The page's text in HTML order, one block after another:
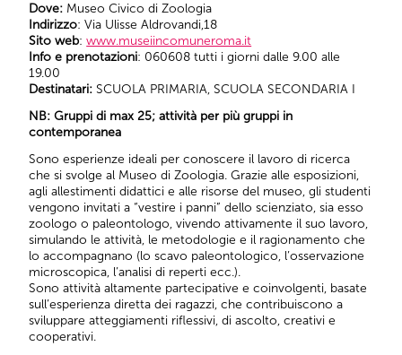
Dove: Museo Civico di Zoologia
Indirizzo: Via Ulisse Aldrovandi,18
Sito web:www.museiincomuneroma.it
Info e prenotazioni: 060608 tutti i giorni dalle 9.00 alle
19.00
Destinatari:SCUOLA PRIMARIA, SCUOLA SECONDARIA I
NB: Gruppi di max 25; attività per più gruppi in
contemporanea
Sono esperienze ideali per conoscere il lavoro di ricerca
che si svolge al Museo di Zoologia. Grazie alle esposizioni,
agli allestimenti didattici e alle risorse del museo, gli studenti
vengono invitati a “vestire i panni” dello scienziato, sia esso
zoologo o paleontologo, vivendo attivamente il suo lavoro,
simulando le attività, le metodologie e il ragionamento che
lo accompagnano (lo scavo paleontologico, l’osservazione
microscopica, l’analisi di reperti ecc.).
Sono attività altamente partecipative e coinvolgenti, basate
sull’esperienza diretta dei ragazzi, che contribuiscono a
sviluppare atteggiamenti riflessivi, di ascolto, creativi e
cooperativi.